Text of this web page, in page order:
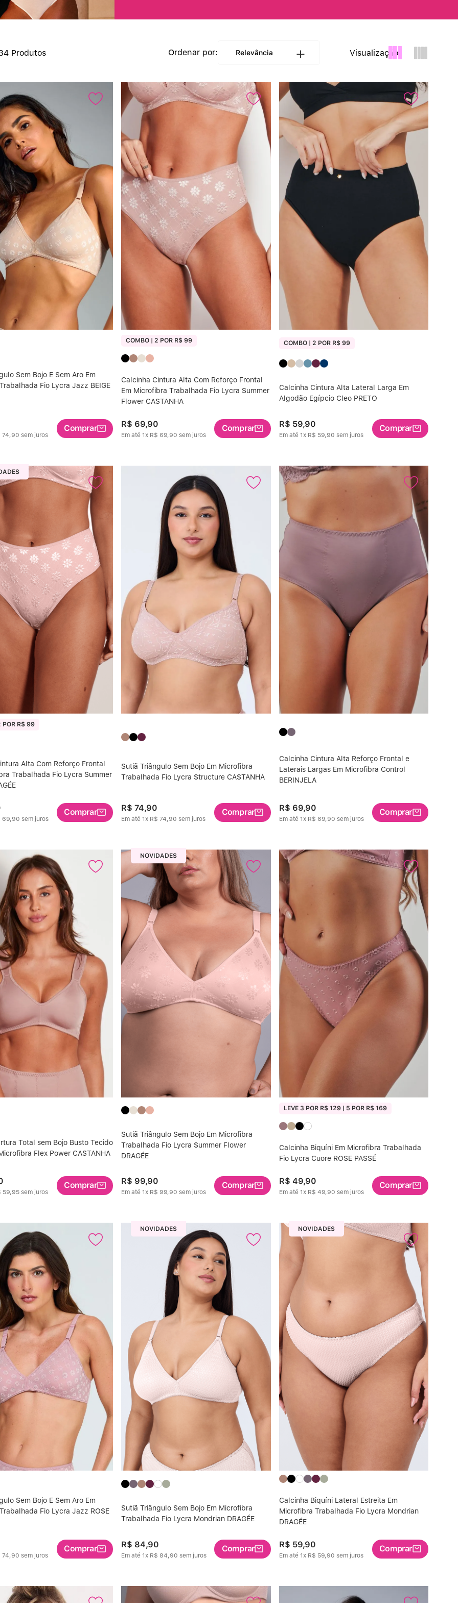
Produtos Relevância Visualização:
Sem Bojo E Sem Aro Em
Fio Lycra Jazz BEIGE
74,90 sem juros
Comprar
COMBO | 2 POR R$ 99
Calcinha Cintura Alta Com Reforço Frontal
Em Microfibra Trabalhada Fio Lycra Summer
Flower CASTANHA
R$ 69,90
Em até 1x R$ 69,90 sem juros
Comprar
COMBO | 2 POR R$ 99
Calcinha Cintura Alta Lateral Larga Em
Algodão Egípcio Cleo PRETO
R$ 59,90
Em até 1x R$ 59,90 sem juros
Comprar
POR R$ 99
Alta Com Reforço Frontal
Trabalhada Fio Lycra Summer
69,90 sem juros
Comprar
Sutiã Triângulo Sem Bojo Em Microfibra
Trabalhada Fio Lycra Structure CASTANHA
R$ 74,90
Em até 1x R$ 74,90 sem juros
Comprar
Calcinha Cintura Alta Reforço Frontal e
Laterais Largas Em Microfibra Control
BERINJELA
R$ 69,90
Em até 1x R$ 69,90 sem juros
Comprar
Total sem Bojo Busto Tecido
Flex Power CASTANHA
59,95 sem juros
Comprar
NOVIDADES
Sutiã Triângulo Sem Bojo Em Microfibra
Trabalhada Fio Lycra Summer Flower
DRAGÉE
R$ 99,90
Em até 1x R$ 99,90 sem juros
Comprar
LEVE 3 POR R$ 129 | 5 POR R$ 169
Calcinha Biquíni Em Microfibra Trabalhada
Fio Lycra Cuore ROSE PASSÉ
R$ 49,90
Em até 1x R$ 49,90 sem juros
Comprar
Sem Bojo E Sem Aro Em
Fio Lycra Jazz ROSE
74,90 sem juros
Comprar
NOVIDADES
Sutiã Triângulo Sem Bojo Em Microfibra
Trabalhada Fio Lycra Mondrian DRAGÉE
R$ 84,90
Em até 1x R$ 84,90 sem juros
Comprar
NOVIDADES
Calcinha Biquíni Lateral Estreita Em
Microfibra Trabalhada Fio Lycra Mondrian
DRAGÉE
R$ 59,90
Em até 1x R$ 59,90 sem juros
Comprar
6º Calcinha Cintura Alta
9º Sutiã Sustentação
Extensor